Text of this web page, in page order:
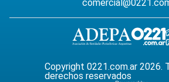
Copyright 0221.com.ar 2026.
derechos reservados